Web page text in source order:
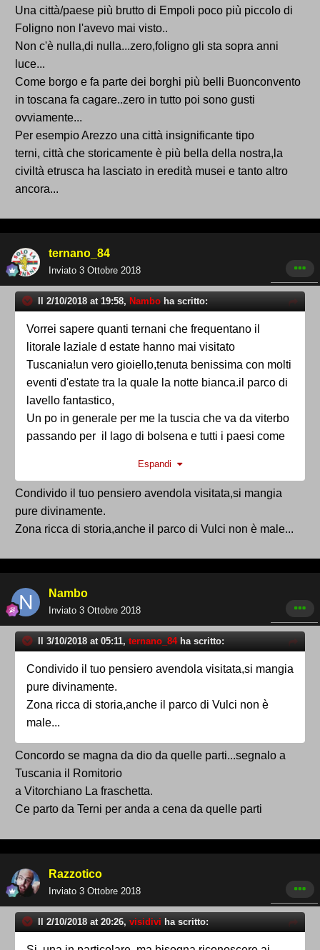
inferiori a Foligno, come hai scritto prima?
Ps: bel topic!
Una città/paese più brutto di Empoli poco più piccolo di
Foligno non l'avevo mai visto..
Non c'è nulla,di nulla...zero,foligno gli sta sopra anni
luce...
Come borgo e fa parte dei borghi più belli Buonconvento
in toscana fa cagare..zero in tutto poi sono gusti
ovviamente...
Per esempio Arezzo una città insignificante tipo
terni, città che storicamente è più bella della nostra,la
civiltà etrusca ha lasciato in eredità musei e tanto altro
ancora...
ternano_84
Inviato 3 Ottobre 2018
Il 2/10/2018 at 19:58, Nambo ha scritto:
Vorrei sapere quanti ternani che frequentano il
litorale laziale d estate hanno mai visitato
Tuscania!un vero gioiello,tenuta benissima con molti
eventi d'estate tra la quale la notte bianca.il parco di
lavello fantastico,
Un po in generale per me la tuscia che va da viterbo
passando per il lago di bolsena e tutti i paesi come
alla nostra umbria ne alla toscana.
Espandi
Condivido il tuo pensiero avendola visitata,si mangia
pure divinamente.
Zona ricca di storia,anche il parco di Vulci non è male...
Nambo
Inviato 3 Ottobre 2018
Il 3/10/2018 at 05:11, ternano_84ha scritto:
Condivido il tuo pensiero avendola visitata,si mangia
pure divinamente.
Zona ricca di storia,anche il parco di Vulci non è
male...
Concordo se magna da dio da quelle parti...segnalo a
Tuscania il Romitorio
a Vitorchiano La fraschetta.
Ce parto da Terni per anda a cena da quelle parti
Razzotico
Inviato 3 Ottobre 2018
Il 2/10/2018 at 20:26, visidivi ha scritto: